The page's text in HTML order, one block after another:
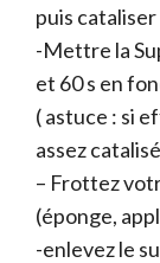
puis cataliser
-Mettre la
et 60 s en
( astuce : si
assez
– Frottez
(éponge,
-enlevez le